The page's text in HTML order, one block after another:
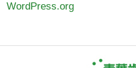
WordPress.org